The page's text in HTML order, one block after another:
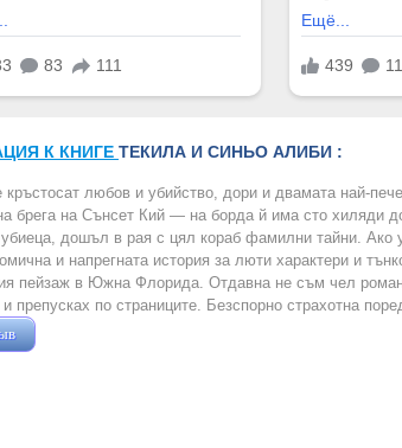
К КНИГЕ ТЕКИЛА И СИНЬО АЛИБИ :
кръстосат любов и убийство, дори и двамата най-
брега на Сънсет Кий — на борда й има сто хиляди
убиеца, дошъл в рая с цял кораб фамилни тайни.
и напрегната история за люти характери и
пейзаж в Южна Флорида. Отдавна не съм чел
и препусках по страниците. Безспорно страхотна